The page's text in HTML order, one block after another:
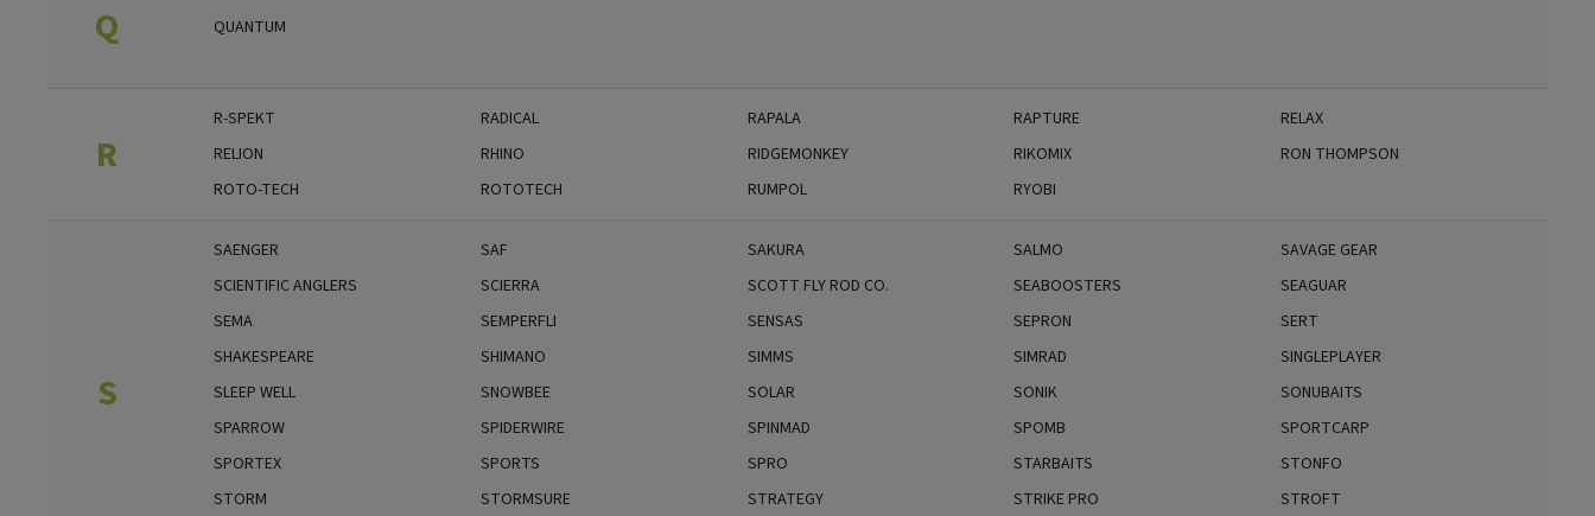
Q QUANTUM
R
R-SPEKT RADICAL RAPALA RAPTURE
RELAX
RELION
RHINO RIDGEMONKEY RIKOMIX
RON THOMPSON
ROTO-TECH
ROTOTECH RUMPOL RYOBI
S
SAENGER SAF SAKURA SALMO
SAVAGE GEAR
SCIENTIFIC ANGLERS
SCIERRA SCOTT FLY ROD CO. SEABOOSTERS
SEAGUAR
SEMA
SEMPERFLI SENSAS SEPRON
SERT
SHAKESPEARE
SHIMANO SIMMS SIMRAD
SINGLEPLAYER
SLEEP WELL
SNOWBEE SOLAR SONIK
SONUBAITS
SPARROW
SPIDERWIRE SPINMAD SPOMB
SPORTCARP
SPORTEX
SPORTS SPRO STARBAITS
STONFO
STORM
STORMSURE STRATEGY STRIKE PRO
STROFT